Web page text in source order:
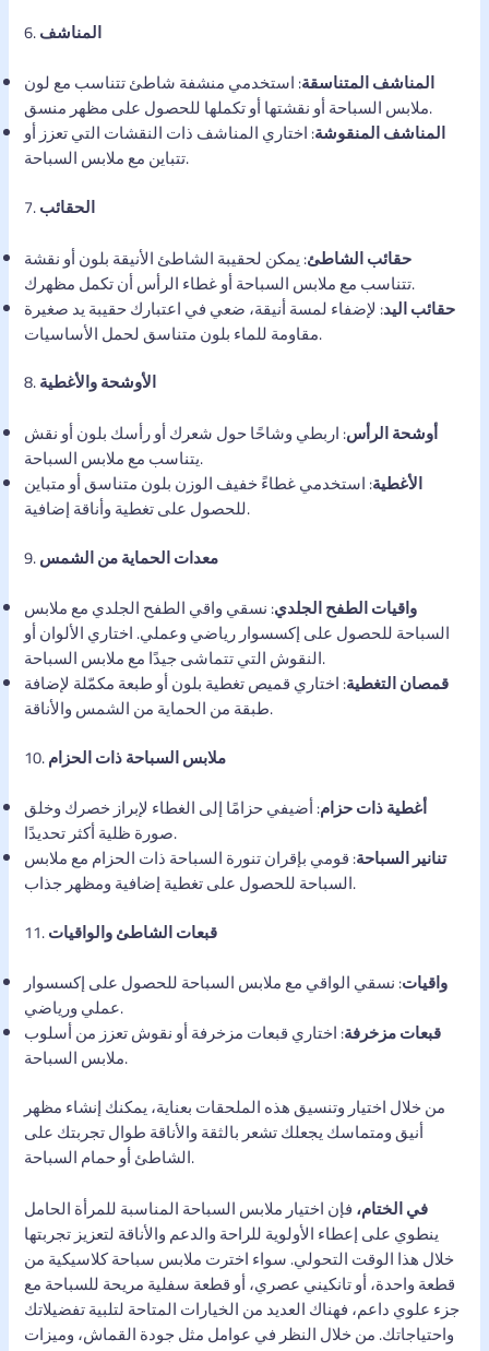
6.المناشف
المناشف المتناسقة: استخدمي منشفة شاطئ تتناسب مع لون
ملابس السباحة أو نقشتها أو تكملها للحصول على مظهر منسق.
المناشف المنقوشة: اختاري المناشف ذات النقشات التي تعزز أو
تتباين مع ملابس السباحة.
7.الحقائب
حقائب الشاطئ: يمكن لحقيبة الشاطئ الأنيقة بلون أو نقشة
تتناسب مع ملابس السباحة أو غطاء الرأس أن تكمل مظهرك.
حقائب اليد: لإضفاء لمسة أنيقة، ضعي في اعتبارك حقيبة يد صغيرة
مقاومة للماء بلون متناسق لحمل الأساسيات.
8.الأوشحة والأغطية
أوشحة الرأس: اربطي وشاحًا حول شعرك أو رأسك بلون أو نقش
يتناسب مع ملابس السباحة.
الأغطية: استخدمي غطاءً خفيف الوزن بلون متناسق أو متباين
للحصول على تغطية وأناقة إضافية.
9.معدات الحماية من الشمس
واقيات الطفح الجلدي: نسقي واقي الطفح الجلدي مع ملابس
السباحة للحصول على إكسسوار رياضي وعملي. اختاري الألوان أو
النقوش التي تتماشى جيدًا مع ملابس السباحة.
قمصان التغطية: اختاري قميص تغطية بلون أو طبعة مكمّلة لإضافة
طبقة من الحماية من الشمس والأناقة.
10.ملابس السباحة ذات الحزام
أغطية ذات حزام: أضيفي حزامًا إلى الغطاء لإبراز خصرك وخلق
صورة ظلية أكثر تحديدًا.
تنانير السباحة: قومي بإقران تنورة السباحة ذات الحزام مع ملابس
السباحة للحصول على تغطية إضافية ومظهر جذاب.
11.قبعات الشاطئ والواقيات
واقيات: نسقي الواقي مع ملابس السباحة للحصول على إكسسوار
عملي ورياضي.
قبعات مزخرفة: اختاري قبعات مزخرفة أو نقوش تعزز من أسلوب
ملابس السباحة.
من خلال اختيار وتنسيق هذه الملحقات بعناية، يمكنك إنشاء مظهر
أنيق ومتماسك يجعلك تشعر بالثقة والأناقة طوال تجربتك على
الشاطئ أو حمام السباحة.
في الختام،فإن اختيار ملابس السباحة المناسبة للمرأة الحامل
ينطوي على إعطاء الأولوية للراحة والدعم والأناقة لتعزيز تجربتها
خلال هذا الوقت التحولي. سواء اخترت ملابس سباحة كلاسيكية من
قطعة واحدة، أو تانكيني عصري، أو قطعة سفلية مريحة للسباحة مع
جزء علوي داعم، فهناك العديد من الخيارات المتاحة لتلبية تفضيلاتك
واحتياجاتك. من خلال النظر في عوامل مثل جودة القماش، وميزات